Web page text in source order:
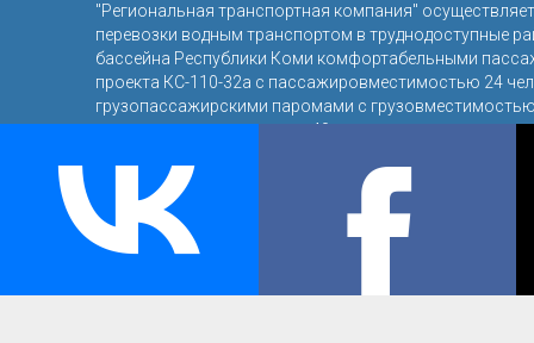
"Региональная транспортная компания"
перевозки водным транспортом в труднодоступные
бассейна Республики Коми комфортабельными
проекта КС-110-32а с пассажировместимостью 24
грузопассажирскими паромами с
пассажировместимостью 40 человек.